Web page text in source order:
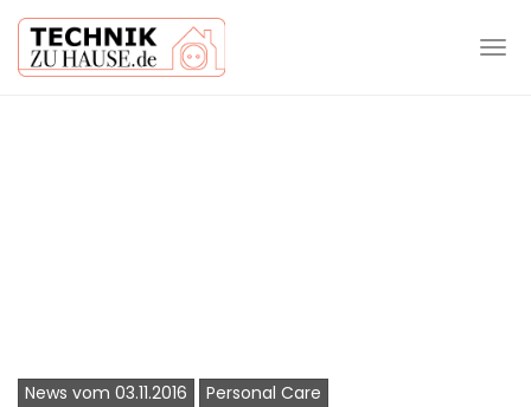
News vom 03.11.2016 Personal Care